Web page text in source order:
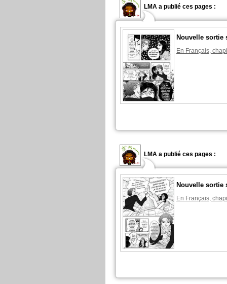
LMA a publié ces pages :
Nouvelle sortie
En Français,
LMA a publié ces pages :
Nouvelle sortie
En Français,